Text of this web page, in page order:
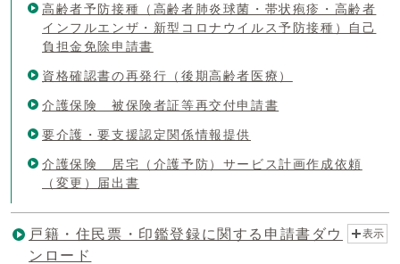
高齢者予防接種（高齢者肺炎球菌・帯状疱疹・高齢者
インフルエンザ・新型コロナウイルス予防接種）自己
負担金免除申請書
資格確認書の再発行（後期高齢者医療）
介護保険 被保険者証等再交付申請書
要介護・要支援認定関係情報提供
介護保険 居宅（介護予防）サービス計画作成依頼
（変更）届出書
戸籍・住民票・印鑑登録に関する申請書ダウ
ンロード
表示